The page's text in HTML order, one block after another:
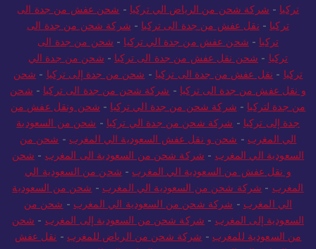
تركيا - شركة شحن من الرياض الي تركيا - شحن عفش من جدة الى
تركيا - نقل عفش من جدة الى تركيا - شركة شحن من جدة الى
تركيا - شحن عفش من جدة الي تركيا - شحن من جدة الى
تركيا - شحن نقل عفش من جدة الى تركيا - شحن من جدة الي
تركيا - نقل عفش من جدة الى تركيا - شحن من جدة إلى تركيا - شحن
و نقل عفش من جدة الى تركيا - شركة شحن من جدة الى تركيا - شحن
من جدة لتركيا - شركة شحن من جدة الي تركيا - شحن ونقل عفش من
جدة إلى تركيا - شركة شحن من جدة الي تركيا - شحن من السعودية
الي المغرب - شحن و نقل عفش السعودية الي المغرب - شحن من
السعودية الي المغرب - شركة شحن من السعودية الى المغرب - شحن
و نقل عفش من السعودية الي المغرب - شحن من السعودية الي
المغرب - شركة شحن من السعودية الي المغرب - شحن من السعودية
الي المغرب - شركة شحن من السعودية الي المغرب - شحن من
السعودية إلى المغرب - شركة شحن من السعودية إلى المغرب - شحن
من السعودية للمغرب - شركة شحن من الرياض للمغرب - نقل عفش